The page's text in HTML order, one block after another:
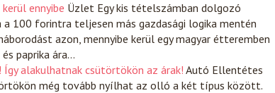
ennyibe Üzlet Egy kis tételszámban dolgozó
a 100 forintra teljesen más gazdasági logika mentén
azon, mennyibe kerül egy magyar étteremben
paprika ára…
Így alakulhatnak csütörtökön az árak! Autó Ellentétes
még tovább nyílhat az olló a két típus között.